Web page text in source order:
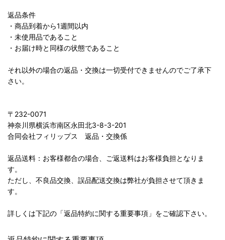
返品条件
・商品到着から1週間以内
・未使用品であること
・お届け時と同様の状態であること
それ以外の場合の返品・交換は一切受付できませんのでご了承下
さい。
〒232-0071
神奈川県横浜市南区永田北3-8-3-201
合同会社フィリップス 返品・交換係
返品送料：お客様都合の場合、ご返送料はお客様負担となりま
す。
ただし、不良品交換、誤品配送交換は弊社が負担させて頂きま
す。
詳しくは下記の「返品特約に関する重要事項」をご確認下さい。